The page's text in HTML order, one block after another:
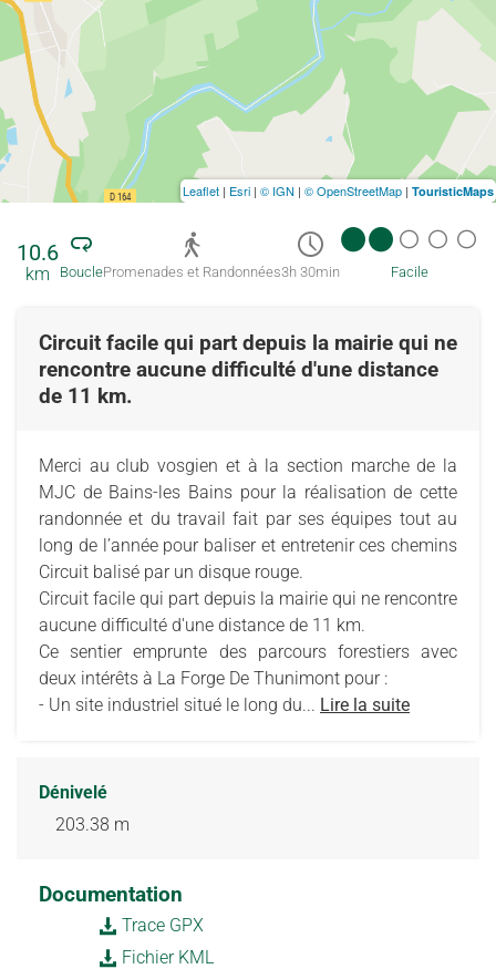
10.6
km BouclePromenades et Randonnées3h 30min Facile
Circuit facile qui part depuis la mairie qui ne
rencontre aucune difficulté d'une distance
de 11 km.
Merci au club vosgien et à la section marche de la
MJC de Bains-les Bains pour la réalisation de cette
randonnée et du travail fait par ses équipes tout au
long de l’année pour baliser et entretenir ces chemins
Circuit balisé par un disque rouge.
Circuit facile qui part depuis la mairie qui ne rencontre
aucune difficulté d'une distance de 11 km.
Ce sentier emprunte des parcours forestiers avec
deux intérêts à La Forge De Thunimont pour :
- Un site industriel situé le long du... Lire la suite
Dénivelé
203.38 m
Documentation
Trace GPX
Fichier KML
Leaflet | Esri | © IGN | © OpenStreetMap | TouristicMaps